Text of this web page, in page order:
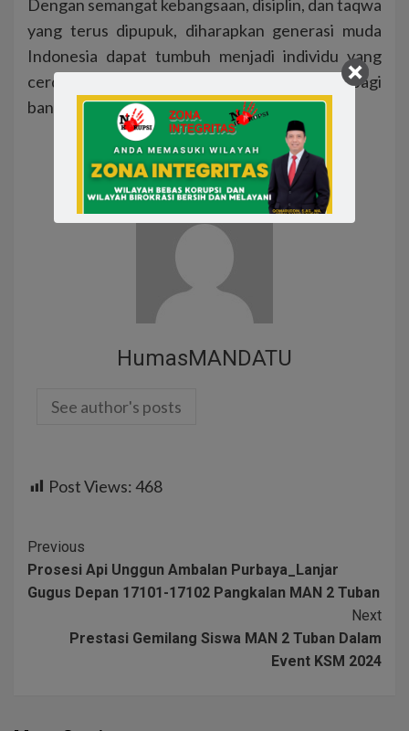
Dengan semangat kebangsaan, disiplin, dan taqwa
yang terus dipupuk, diharapkan generasi muda
Indonesia dapat tumbuh menjadi individu yang
cerdas, berkarakter, dan berkontribusi positif bagi
bangsa dan negara.
HumasMANDATU
See author's posts
Post Views:468
Previous
Prosesi Api Unggun Ambalan Purbaya_Lanjar
Gugus Depan 17101-17102 Pangkalan MAN 2 Tuban
Next
Prestasi Gemilang Siswa MAN 2 Tuban Dalam
Event KSM 2024